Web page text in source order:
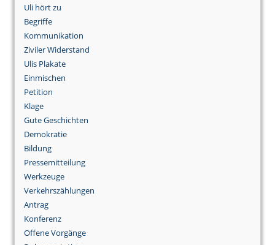
Uli hört zu
Begriffe
Kommunikation
Ziviler Widerstand
Ulis Plakate
Einmischen
Petition
Klage
Gute Geschichten
Demokratie
Bildung
Pressemitteilung
Werkzeuge
Verkehrszählungen
Antrag
Konferenz
Offene Vorgänge